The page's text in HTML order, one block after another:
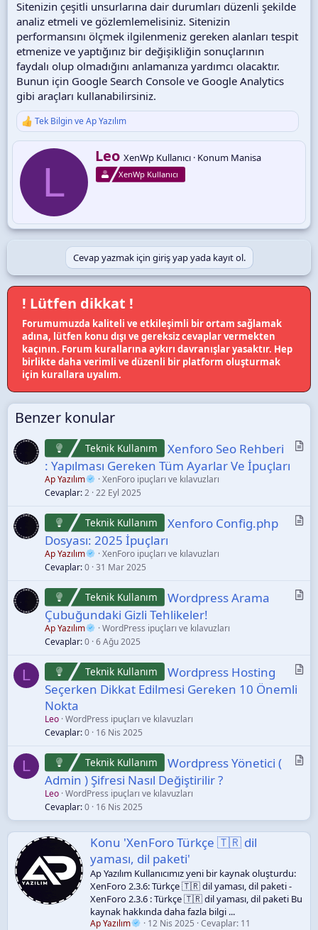
Sitenizin çeşitli unsurlarına dair durumları düzenli şekilde
analiz etmeli ve gözlemlemelisiniz. Sitenizin
performansını ölçmek ilgilenmeniz gereken alanları tespit
etmenize ve yaptığınız bir değişikliğin sonuçlarının
faydalı olup olmadığını anlamanıza yardımcı olacaktır.
Bunun için Google Search Console ve Google Analytics
gibi araçları kullanabilirsiniz.
T
i
e
Tek BilginveAp Yazılım
L
Y
a
Leo XenWp Kullanıcı · Konum Manisa
XenWp Kullanıcı
Cevap yazmak için giriş yap yada kayıt ol.
! Lütfen dikkat !
Forumumuzda kaliteli ve etkileşimli bir ortam sağlamak
adına, lütfen konu dışı ve gereksiz cevaplar vermekten
kaçının. Forum kurallarına aykırı davranışlar yasaktır. Hep
birlikte daha verimli ve düzenli bir platform oluşturmak
için kurallara uyalım.
Benzer konular
Teknik Kullanım
Xenforo Seo Rehberi
: Yapılması Gereken Tüm Ayarlar Ve İpuçları
Ap Yazılım
XenForo ipuçları ve kılavuzları
Cevaplar 2 22 Eyl 2025
Teknik Kullanım
Xenforo Config.php
Dosyası: 2025 İpuçları
Ap Yazılım
XenForo ipuçları ve kılavuzları
Cevaplar 0 31 Mar 2025
Teknik Kullanım
Wordpress Arama
Çubuğundaki Gizli Tehlikeler!
Ap Yazılım
WordPress ipuçları ve kılavuzları
Cevaplar 0 6 Ağu 2025
L Teknik Kullanım
Wordpress Hosting
Seçerken Dikkat Edilmesi Gereken 10 Önemli
Nokta
Leo WordPress ipuçları ve kılavuzları
Cevaplar 0 16 Nis 2025
L
l
e
Teknik Kullanım
Wordpress Yönetici (
Admin ) Şifresi Nasıl Değiştirilir ?
Leo WordPress ipuçları ve kılavuzları
Cevaplar 0 16 Nis 2025
Konu 'XenForo Türkçe 🇹🇷 dil
yaması, dil paketi'
Ap Yazılım Kullanıcımız yeni bir kaynak oluşturdu:
XenForo 2.3.6: Türkçe 🇹🇷 dil yaması, dil paketi -
XenForo 2.3.6 : Türkçe 🇹🇷 dil yaması, dil paketi Bu
kaynak hakkında daha fazla bilgi ...
Ap Yazılım 12 Nis 2025 Cevaplar: 11